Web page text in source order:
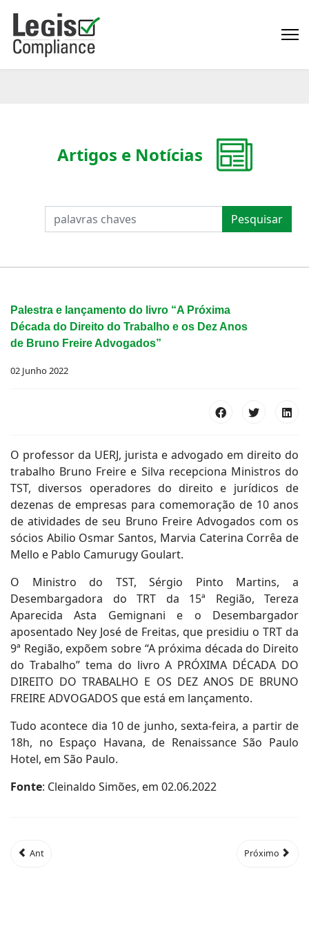
PESQUISAR Pesquisar
Artigos e Notícias
Palestra e lançamento do livro “A Próxima
Década do Direito do Trabalho e os Dez Anos
de Bruno Freire Advogados”
02 Junho 2022
O professor da UERJ, jurista e advogado em direito do
trabalho Bruno Freire e Silva recepciona Ministros do
TST, diversos operadores do direito e jurídicos de
dezenas de empresas para comemoração de 10 anos
de atividades de seu Bruno Freire Advogados com os
sócios Abilio Osmar Santos, Marvia Caterina Corrêa de
Mello e Pablo Camurugy Goulart.
O Ministro do TST, Sérgio Pinto Martins, a
Desembargadora do TRT da 15ª Região, Tereza
Aparecida Asta Gemignani e o Desembargador
aposentado Ney José de Freitas, que presidiu o TRT da
9ª Região, expõem sobre “A próxima década do Direito
do Trabalho” tema do livro A PRÓXIMA DÉCADA DO
DIREITO DO TRABALHO E OS DEZ ANOS DE BRUNO
FREIRE ADVOGADOS que está em lançamento.
Tudo acontece dia 10 de junho, sexta-feira, a partir de
18h, no Espaço Havana, de Renaissance São Paulo
Hotel, em São Paulo.
Fonte: Cleinaldo Simões, em 02.06.2022
Ant Próximo